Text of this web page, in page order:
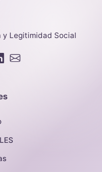
y Legitimidad Social